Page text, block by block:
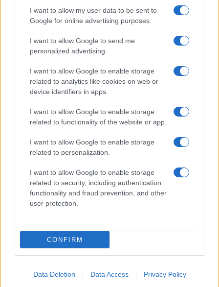
I want to allow my user data to be sent to
Google for online advertising purposes.
I want to allow Google to send me
personalized advertising.
I want to allow Google to enable storage
related to analytics like cookies on web or
device identifiers in apps.
I want to allow Google to enable storage
related to functionality of the website or app.
I want to allow Google to enable storage
related to personalization.
I want to allow Google to enable storage
related to security, including authentication
functionality and fraud prevention, and other
user protection.
CONFIRM
Data Deletion Data Access Privacy Policy
Frasi film più lette
Incipit dei film
Film più cercati
Frasi sul cinema
SERVIZI
Mappa del sito
Cookie Policy
Frasi suddivise per tema
Indice degli autori
Aforismi .meglio.it è l'archivio web dedicato a frasi,
aforismi e citazioni più grande del web (137.905 frasi in
database) • ©2005-2025 • La riproduzione dei testi è
il sito ricava una commissione sugli acquisti idonei. •
Contatti